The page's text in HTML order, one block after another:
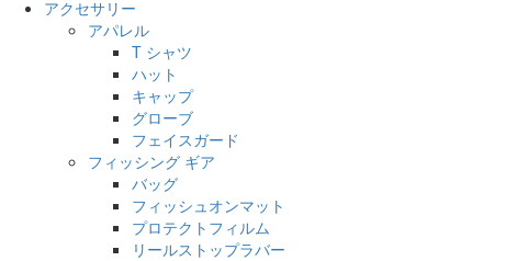
アクセサリー
アパレル
T シャツ
ハット
キャップ
グローブ
フェイスガード
フィッシング ギア
バッグ
フィッシュオンマット
プロテクトフィルム
リールストップラバー